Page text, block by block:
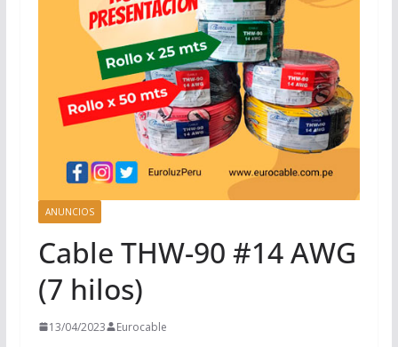
ANUNCIOS
Cable THW-90 #14 AWG
(7 hilos)
13/04/2023 Eurocable